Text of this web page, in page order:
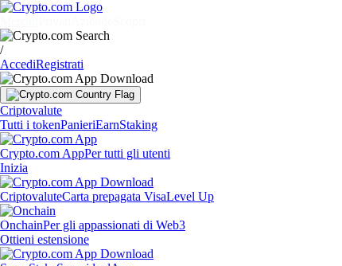
/
AccediRegistrati
Criptovalute
Tutti i tokenPanieriEarnStaking
Crypto.com AppPer tutti gli utenti
Inizia
CriptovaluteCarta prepagata VisaLevel Up
OnchainPer gli appassionati di Web3
Ottieni estensione